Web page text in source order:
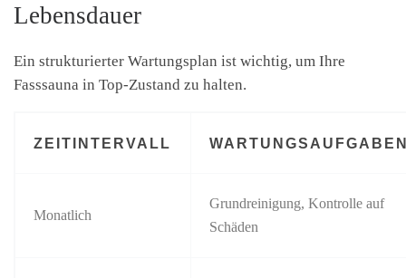
Lebensdauer
Ein strukturierter Wartungsplan ist wichtig, um Ihre
Fasssauna in Top-Zustand zu halten.
ZEITINTERVALL
Monatlich
Grundreinigung, Kontrolle auf
Schäden